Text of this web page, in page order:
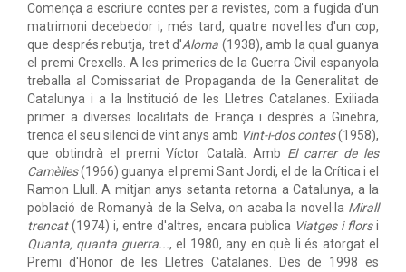
Comença a escriure contes per a revistes, com a fugida d'un
matrimoni decebedor i, més tard, quatre novel·les d'un cop,
que després rebutja, tret d'Aloma (1938), amb la qual guanya
el premi Crexells. A les primeries de la Guerra Civil espanyola
treballa al Comissariat de Propaganda de la Generalitat de
Catalunya i a la Institució de les Lletres Catalanes. Exiliada
primer a diverses localitats de França i després a Ginebra,
trenca el seu silenci de vint anys amb Vint-i-dos contes(1958),
que obtindrà el premi Víctor Català. Amb El carrer de les
Camèlies(1966) guanya el premi Sant Jordi, el de la Crítica i el
Ramon Llull. A mitjan anys setanta retorna a Catalunya, a la
població de Romanyà de la Selva, on acaba la novel·la Mirall
trencat(1974) i, entre d'altres, encara publica Viatges i florsi
Quanta, quanta guerra..., el 1980, any en què li és atorgat el
Premi d'Honor de les Lletres Catalanes. Des de 1998 es